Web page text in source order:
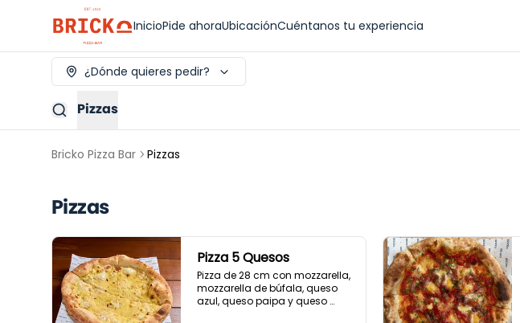
InicioPide ahoraUbicaciónCuéntanos tu experiencia
¿Dónde quieres pedir?
Pizzas
Bricko Pizza Bar Pizzas
Pizzas
Pizza 5 Quesos
Pizza de 28 cm con mozzarella,
mozzarella de búfala, queso
azul, queso paipa y queso